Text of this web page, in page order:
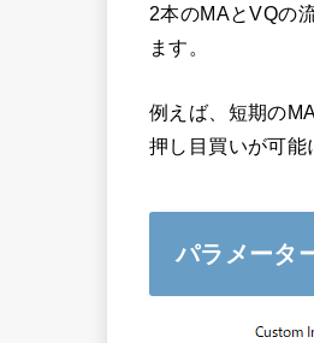
2本のMAとVQの
ます。
例えば、短期の
押し目買いが可能
パラメータ